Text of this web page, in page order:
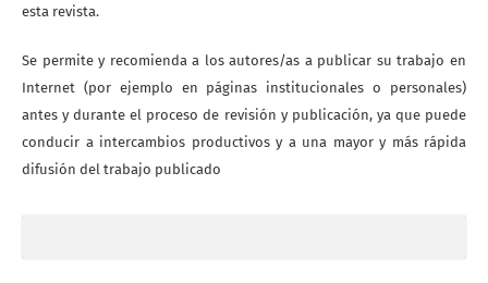
esta revista.
Se permite y recomienda a los autores/as a publicar su trabajo en
Internet (por ejemplo en páginas institucionales o personales)
antes y durante el proceso de revisión y publicación, ya que puede
conducir a intercambios productivos y a una mayor y más rápida
difusión del trabajo publicado